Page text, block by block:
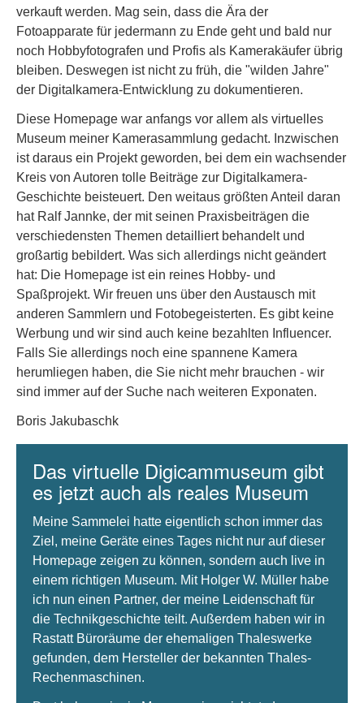
verkauft werden. Mag sein, dass die Ära der
Fotoapparate für jedermann zu Ende geht und bald nur
noch Hobbyfotografen und Profis als Kamerakäufer übrig
bleiben. Deswegen ist nicht zu früh, die "wilden Jahre"
der Digitalkamera-Entwicklung zu dokumentieren.
Diese Homepage war anfangs vor allem als virtuelles
Museum meiner Kamerasammlung gedacht. Inzwischen
ist daraus ein Projekt geworden, bei dem ein wachsender
Kreis von Autoren tolle Beiträge zur Digitalkamera-
Geschichte beisteuert. Den weitaus größten Anteil daran
hat Ralf Jannke, der mit seinen Praxisbeiträgen die
verschiedensten Themen detailliert behandelt und
großartig bebildert. Was sich allerdings nicht geändert
hat: Die Homepage ist ein reines Hobby- und
Spaßprojekt. Wir freuen uns über den Austausch mit
anderen Sammlern und Fotobegeisterten. Es gibt keine
Werbung und wir sind auch keine bezahlten Influencer.
Falls Sie allerdings noch eine spannene Kamera
herumliegen haben, die Sie nicht mehr brauchen - wir
sind immer auf der Suche nach weiteren Exponaten.
Boris Jakubaschk
Das virtuelle Digicammuseum gibt
es jetzt auch als reales Museum
Meine Sammelei hatte eigentlich schon immer das
Ziel, meine Geräte eines Tages nicht nur auf dieser
Homepage zeigen zu können, sondern auch live in
einem richtigen Museum. Mit Holger W. Müller habe
ich nun einen Partner, der meine Leidenschaft für
die Technikgeschichte teilt. Außerdem haben wir in
Rastatt Büroräume der ehemaligen Thaleswerke
gefunden, dem Hersteller der bekannten Thales-
Rechenmaschinen.